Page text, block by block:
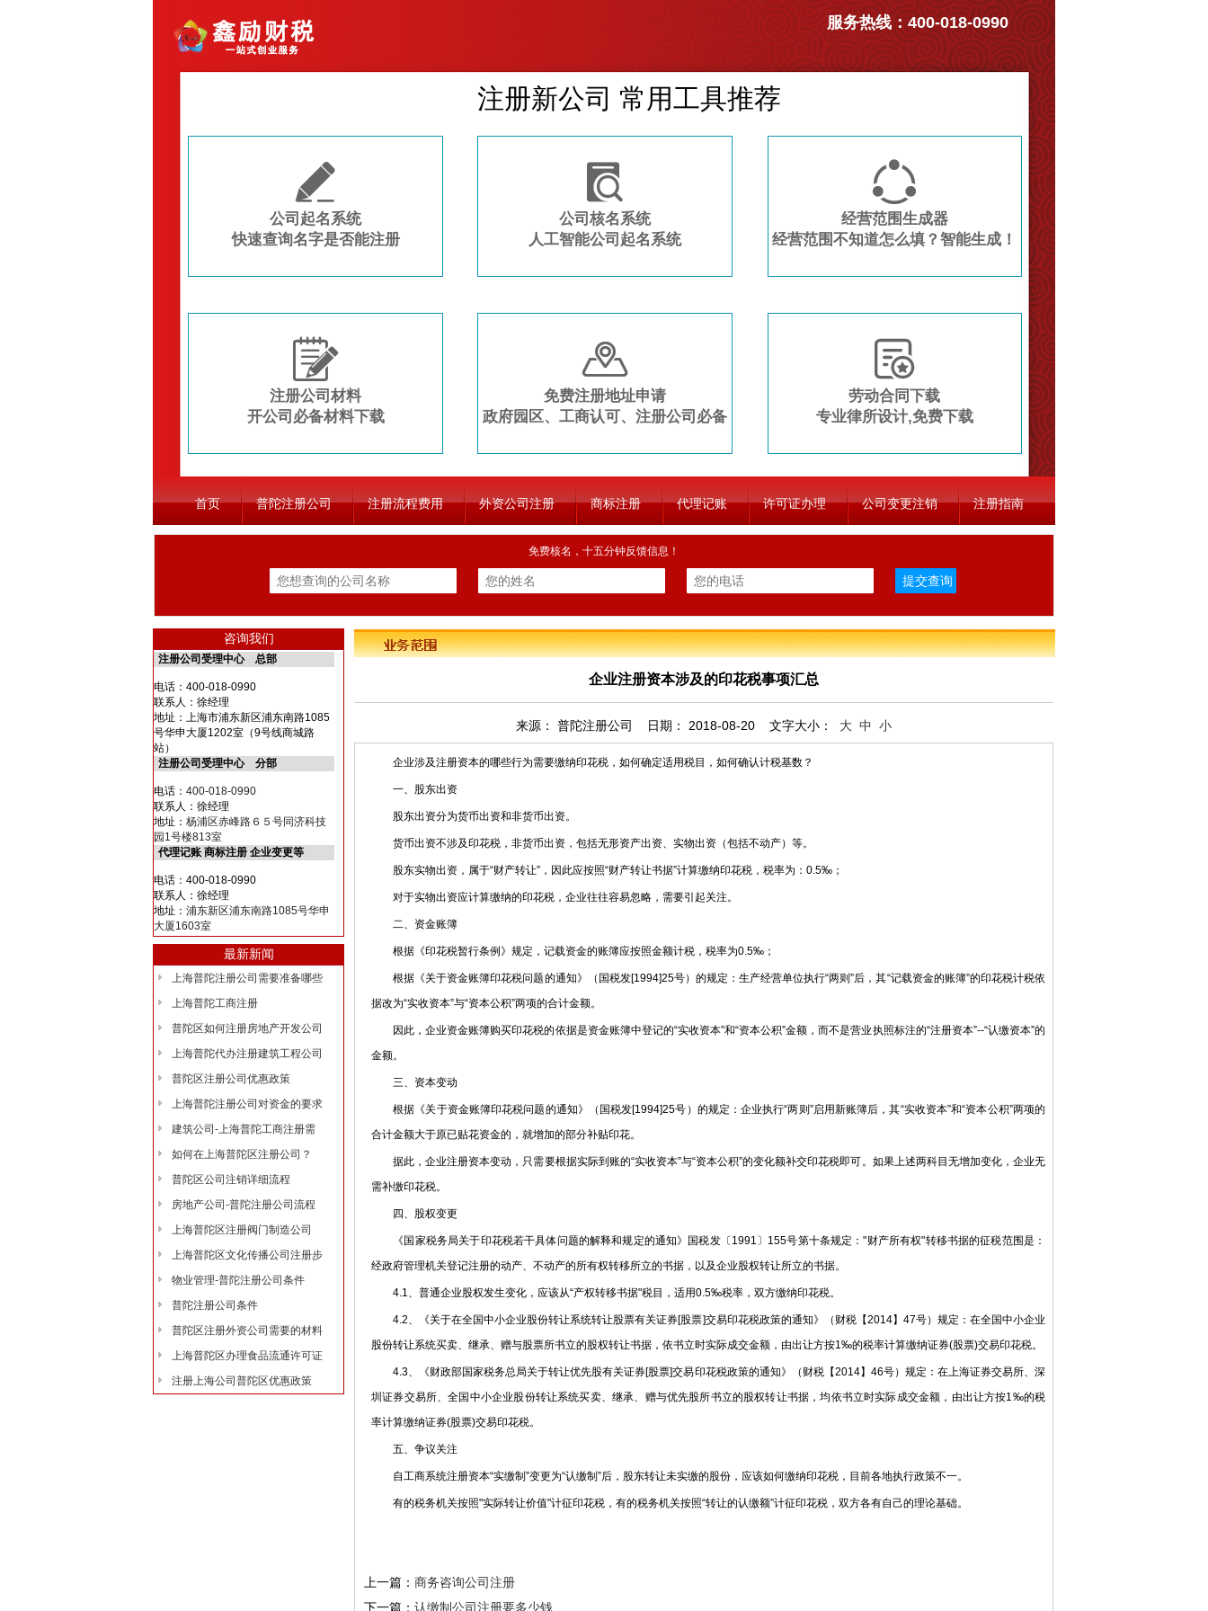
注册新公司 常用工具推荐

公司起名系统
快速查询名字是否能注册

公司核名系统
人工智能公司起名系统

经营范围生成器
经营范围不知道怎么填？智能生成！

注册公司材料
开公司必备材料下载

免费注册地址申请
政府园区、工商认可、注册公司必备

劳动合同下载
专业律所设计,免费下载
服务热线：400-018-0990
首页 普陀注册公司 注册流程费用 外资公司注册 商标注册 代理记账 许可证办理 公司变更注销 注册指南
免费核名，十五分钟反馈信息！
咨询我们
注册公司受理中心 总部
电话： 400-018-0990
联系人：徐经理
地址：上海市浦东新区浦东南路1085
号华申大厦1202室（9号线商城路
站）
注册公司受理中心 分部
电话： 400-018-0990
联系人：徐经理
地址： 杨浦区赤峰路６５号同济科技
园1号楼813室
代理记账 商标注册 企业变更等
电话：400-018-0990
联系人：徐经理
地址： 浦东新区浦东南路1085号华申
大厦1603室
最新新闻
上海普陀注册公司需要准备哪些
上海普陀工商注册
普陀区如何注册房地产开发公司
上海普陀代办注册建筑工程公司
普陀区注册公司优惠政策
上海普陀注册公司对资金的要求
建筑公司-上海普陀工商注册需
如何在上海普陀区注册公司？
普陀区公司注销详细流程
房地产公司-普陀注册公司流程
上海普陀区注册阀门制造公司
上海普陀区文化传播公司注册步
物业管理-普陀注册公司条件
普陀注册公司条件
普陀区注册外资公司需要的材料
上海普陀区办理食品流通许可证
注册上海公司普陀区优惠政策
企业注册资本涉及的印花税事项汇总
来源： 普陀注册公司 日期： 2018-08-20 文字大小： 大 中 小
企业涉及注册资本的哪些行为需要缴纳印花税，如何确定适用税目，如何确认计税基数？
一、股东出资
股东出资分为货币出资和非货币出资。
货币出资不涉及印花税，非货币出资，包括无形资产出资、实物出资（包括不动产）等。
股东实物出资，属于“财产转让”，因此应按照“财产转让书据”计算缴纳印花税，税率为：0.5‰；
对于实物出资应计算缴纳的印花税，企业往往容易忽略，需要引起关注。
二、资金账簿
根据《印花税暂行条例》规定，记载资金的账簿应按照金额计税，税率为0.5‰；
根据《关于资金账簿印花税问题的通知》（国税发[1994]25号）的规定：生产经营单位执行“两则”后，其“记载资金的账簿”的印花税计税依
据改为“实收资本”与“资本公积”两项的合计金额。
因此，企业资金账簿购买印花税的依据是资金账簿中登记的“实收资本”和“资本公积”金额，而不是营业执照标注的“注册资本”--“认缴资本”的
金额。
三、资本变动
根据《关于资金账簿印花税问题的通知》（国税发[1994]25号）的规定：企业执行“两则”启用新账簿后，其“实收资本”和“资本公积”两项的
合计金额大于原已贴花资金的，就增加的部分补贴印花。
据此，企业注册资本变动，只需要根据实际到账的“实收资本”与“资本公积”的变化额补交印花税即可。如果上述两科目无增加变化，企业无
需补缴印花税。
四、股权变更
《国家税务局关于印花税若干具体问题的解释和规定的通知》国税发〔1991〕155号第十条规定："财产所有权"转移书据的征税范围是：
经政府管理机关登记注册的动产、不动产的所有权转移所立的书据，以及企业股权转让所立的书据。
4.1、普通企业股权发生变化，应该从“产权转移书据"税目，适用0.5‰税率，双方缴纳印花税。
4.2、《关于在全国中小企业股份转让系统转让股票有关证券[股票]交易印花税政策的通知》（财税【2014】47号）规定：在全国中小企业
股份转让系统买卖、继承、赠与股票所书立的股权转让书据，依书立时实际成交金额，由出让方按1‰的税率计算缴纳证券(股票)交易印花税。
4.3、《财政部国家税务总局关于转让优先股有关证券[股票]交易印花税政策的通知》（财税【2014】46号）规定：在上海证券交易所、深
圳证券交易所、全国中小企业股份转让系统买卖、继承、赠与优先股所书立的股权转让书据，均依书立时实际成交金额，由出让方按1‰的税
率计算缴纳证券(股票)交易印花税。
五、争议关注
自工商系统注册资本“实缴制”变更为“认缴制”后，股东转让未实缴的股份，应该如何缴纳印花税，目前各地执行政策不一。
有的税务机关按照"实际转让价值"计征印花税，有的税务机关按照“转让的认缴额”计征印花税，双方各有自己的理论基础。
上一篇： 商务咨询公司注册
下一篇： 认缴制公司注册要多少钱